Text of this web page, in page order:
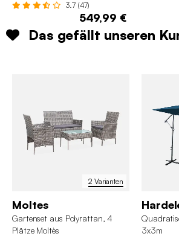
3.7 (47)
549,99 €
Das gefällt unseren
2 Varianten
Moltes
Gartenset aus Polyrattan, 4
Plätze Moltès
3x3m